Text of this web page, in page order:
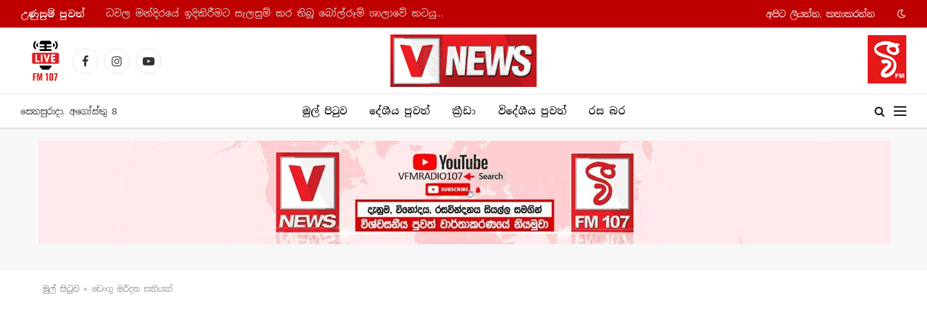
උණුසුම් පුව​ත් ධවල මන්දිරයේ ඉදිකිරීමට සැලසුම් කර තිබූ බෝල්රූම් ශාලාවේ කටයුතු අත්හිටුවයි අපි​ට ලියන්න, කතාකරන්​න
FacebookInstagramYouTube
සෙනසුරාදා, අගෝස්තු 8 මුල් පිටුව දේශීය පුව​ත් ක්‍රී​ඩා විදේශීය පුවත් රස බ​ර
මුල් පිටු​ව » ඩෙංගු මර්දන සතියක්